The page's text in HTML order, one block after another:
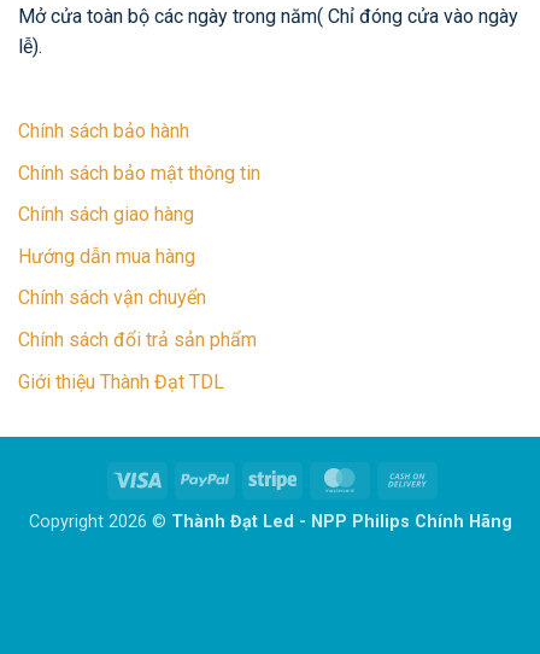
Mở cửa toàn bộ các ngày trong năm( Chỉ đóng cửa vào ngày
lễ).
Chính sách bảo hành
Chính sách bảo mật thông tin
Chính sách giao hàng
Hướng dẫn mua hàng
Chính sách vận chuyển
Chính sách đổi trả sản phẩm
Giới thiệu Thành Đạt TDL
Visa PayPal Stripe MasterCard
Delivery
Copyright 2026 © Thành Đạt Led - NPP Philips Chính Hãng